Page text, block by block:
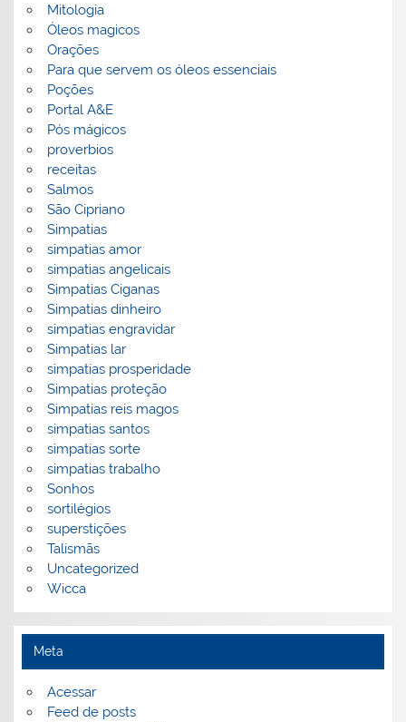
Mitologia
Óleos magicos
Orações
Para que servem os óleos essenciais
Poções
Portal A&E
Pós mágicos
proverbios
receitas
Salmos
São Cipriano
Simpatias
simpatias amor
simpatias angelicais
Simpatias Ciganas
Simpatias dinheiro
simpatias engravidar
Simpatias lar
simpatias prosperidade
Simpatias proteção
Simpatias reis magos
simpatias santos
simpatias sorte
simpatias trabalho
Sonhos
sortilégios
superstições
Talismãs
Uncategorized
Wicca
Meta
Acessar
Feed de posts